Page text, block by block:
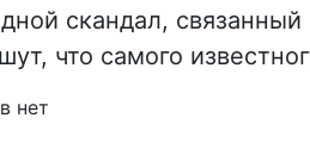
скандал,
что самого
нет